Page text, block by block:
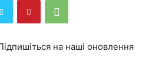
на наші оновлення